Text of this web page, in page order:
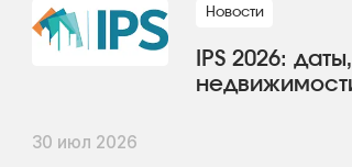
Новости
30 июл 2026
IPS 2026: